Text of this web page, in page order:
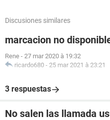
Discusiones similares
marcacion no
Rene - 27 mar 2020 à 19:32
ricardo680 - 25 mar 2021 à 23:21
3 respuestas
No salen las llamada